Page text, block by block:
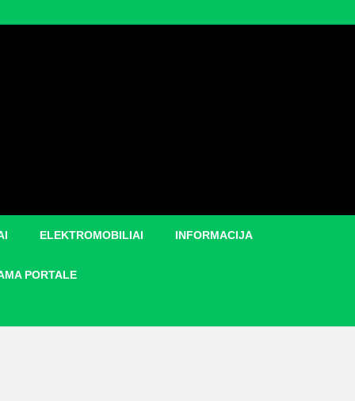
ELEKTROMOBILIAI INFORMACIJA
PORTALE